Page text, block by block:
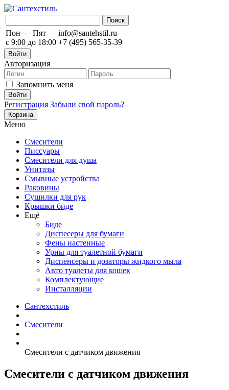
Пон — Пят
с 9:00 до 18:00
info@santehstil.ru
+7 (495) 565-35-39
Войти
Авторизация
Запомнить меня
Регистрация Забыли свой пароль?
Корзина
Меню
Смесители
Писсуары
Смесители для душа
Унитазы
Смывные устройства
Раковины
Сушилки для рук
Крышки биде
Ещё
Биде
Диспесеры для бумаги
Фены настенные
Урны для туалетной бумаги
Диспенсеры и дозаторы жидкого мыла
Авто туалеты для кошек
Комплектующие
Инсталляции
Сантехстиль
Смесители
Смесители с датчиком движения
Смесители с датчиком движения